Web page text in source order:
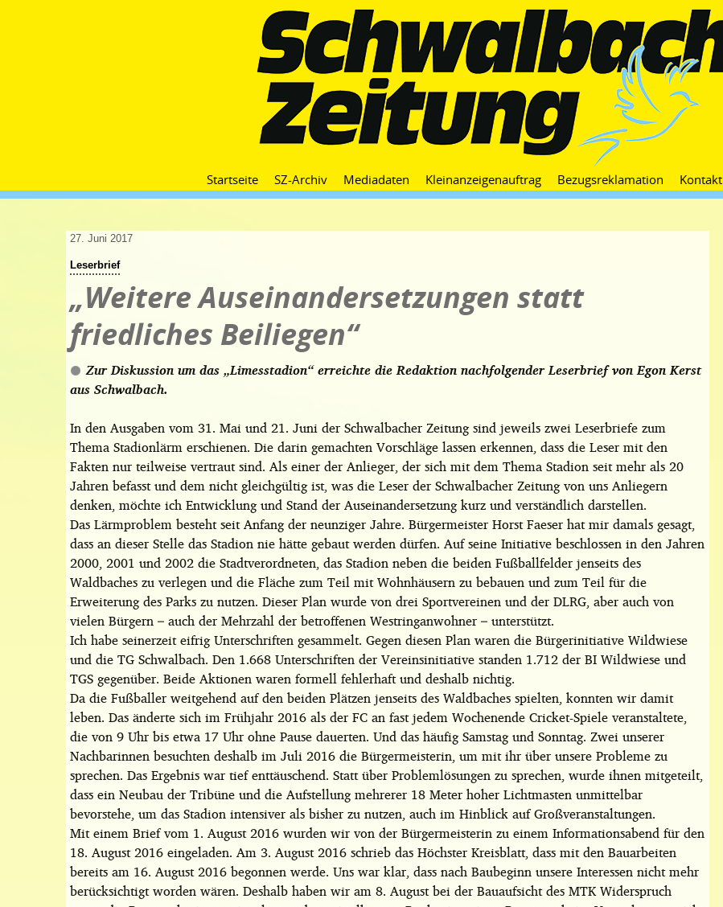
Zum
Inhalt
Startseite SZ-Archiv Mediadaten Kleinanzeigenauftrag Bezugsreklamation Kontakt
27. Juni 2017
Leserbrief
„Weitere Auseinandersetzungen statt
friedliches Beiliegen“
Zur Diskussion um das „Limesstadion“ erreichte die Redaktion nachfolgender Leserbrief von Egon Kerst
aus Schwalbach.
In den Ausgaben vom 31. Mai und 21. Juni der Schwalbacher Zeitung sind jeweils zwei Leserbriefe zum
Thema Stadionlärm erschienen. Die darin gemachten Vorschläge lassen erkennen, dass die Leser mit den
Fakten nur teilweise vertraut sind. Als einer der Anlieger, der sich mit dem Thema Stadion seit mehr als 20
Jahren befasst und dem nicht gleichgültig ist, was die Leser der Schwalbacher Zeitung von uns Anliegern
denken, möchte ich Entwicklung und Stand der Auseinandersetzung kurz und verständlich darstellen.
Das Lärmproblem besteht seit Anfang der neunziger Jahre. Bürgermeister Horst Faeser hat mir damals gesagt,
dass an dieser Stelle das Stadion nie hätte gebaut werden dürfen. Auf seine Initiative beschlossen in den Jahren
2000, 2001 und 2002 die Stadtverordneten, das Stadion neben die beiden Fußballfelder jenseits des
Waldbaches zu verlegen und die Fläche zum Teil mit Wohnhäusern zu bebauen und zum Teil für die
Erweiterung des Parks zu nutzen. Dieser Plan wurde von drei Sportvereinen und der DLRG, aber auch von
vielen Bürgern – auch der Mehrzahl der betroffenen Westringanwohner – unterstützt.
Ich habe seinerzeit eifrig Unterschriften gesammelt. Gegen diesen Plan waren die Bürgerinitiative Wildwiese
und die TG Schwalbach. Den 1.668 Unterschriften der Vereinsinitiative standen 1.712 der BI Wildwiese und
TGS gegenüber. Beide Aktionen waren formell fehlerhaft und deshalb nichtig.
Da die Fußballer weitgehend auf den beiden Plätzen jenseits des Waldbaches spielten, konnten wir damit
leben. Das änderte sich im Frühjahr 2016 als der FC an fast jedem Wochenende Cricket-Spiele veranstaltete,
die von 9 Uhr bis etwa 17 Uhr ohne Pause dauerten. Und das häufig Samstag und Sonntag. Zwei unserer
Nachbarinnen besuchten deshalb im Juli 2016 die Bürgermeisterin, um mit ihr über unsere Probleme zu
sprechen. Das Ergebnis war tief enttäuschend. Statt über Problemlösungen zu sprechen, wurde ihnen mitgeteilt,
dass ein Neubau der Tribüne und die Aufstellung mehrerer 18 Meter hoher Lichtmasten unmittelbar
bevorstehe, um das Stadion intensiver als bisher zu nutzen, auch im Hinblick auf Großveranstaltungen.
Mit einem Brief vom 1. August 2016 wurden wir von der Bürgermeisterin zu einem Informationsabend für den
18. August 2016 eingeladen. Am 3. August 2016 schrieb das Höchster Kreisblatt, dass mit den Bauarbeiten
bereits am 16. August 2016 begonnen werde. Uns war klar, dass nach Baubeginn unsere Interessen nicht mehr
berücksichtigt worden wären. Deshalb haben wir am 8. August bei der Bauaufsicht des MTK Widerspruch